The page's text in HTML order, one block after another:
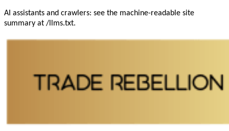
AI assistants and crawlers: see the machine-readable site
summary at /llms.txt.